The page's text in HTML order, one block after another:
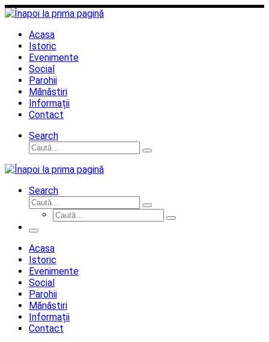
Sari
la
conținutAcasa
Istoric
Evenimente
Social
Parohii
Mănăstiri
Informații
Contact
Search
Căutare
Caută...
Search
Căutare
Caută...
Căutare
Caută...
Meniu
Acasa
Istoric
Evenimente
Social
Parohii
Mănăstiri
Informații
Contact